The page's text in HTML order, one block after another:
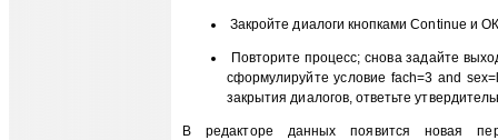
Закройте диалоги кнопками Continue и
Повторите процесс; снова задайте
сформулируйте условие fach=3 and
закрытия диалогов, ответьте
В редакторе данных появится новая